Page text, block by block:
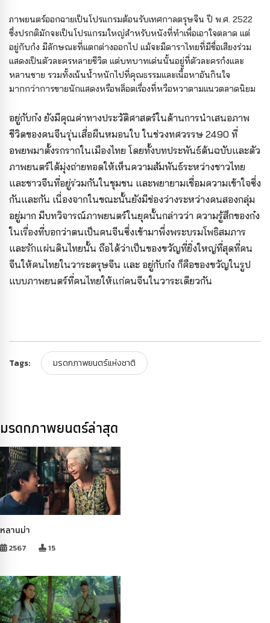
ภาพยนตร์ออกฉายเป็นโปรแกรมต้อนรับเทศกาลตรุษจีน ปี พ.ศ. 2522
ซึ่งปรกติมักจะเป็นโปรแกรมใหญ่สำหรับหนังที่ทำเพื่อเอาใจตลาด แต่
อยู่กับก๋ง มีลักษณะที่แตกต่างออกไป แม้จะมีดาราไทยที่มีชื่อเสียงร่วม
แสดงเป็นตัวละครหลายชีวิต แต่บทบาทเด่นนั้นอยู่ที่ตัวละครก๋งและ
หลานชาย รวมทั้งเน้นน้ำหนักไปที่คุณธรรมและเนื้อหาอันกินใจ
มากกว่าการขายนักแสดงหรือพล็อตเรื่องที่หวือหวาตามแนวตลาดนิยม
อยู่กับก๋ง ยังมีคุณค่าทางประวัติศาสตร์ในด้านการนำเสนอภาพ
ชีวิตของคนจีนรุ่นเสื่อผืนหมอนใบ ในช่วงทศวรรษ 2490 ที่
อพยพมาตั้งรกรากในเมืองไทย โดยทั้งบทประพันธ์ต้นฉบับและตัว
ภาพยนตร์ได้มุ่งถ่ายทอดให้เห็นความสัมพันธ์ระหว่างชาวไทย
และชาวจีนที่อยู่ร่วมกันในชุมชน และพยายามเชื่อมความเข้าใจซึ่ง
กันและกัน เนื่องจากในขณะนั้นยังมีช่องว่างระหว่างคนสองกลุ่ม
อยู่มาก มีบทวิจารณ์ภาพยนตร์ในยุคนั้นกล่าวว่า ความรู้สึกของก๋ง
ในเรื่องที่บอกว่าตนเป็นคนจีนซึ่งเข้ามาพึ่งพระบรมโพธิสมภาร
และรักแผ่นดินไทยนั้น ถือได้ว่าเป็นของขวัญที่ยิ่งใหญ่ที่สุดที่คน
จีนให้คนไทยในวาระตรุษจีน และ อยู่กับก๋ง ก็คือของขวัญในรูป
แบบภาพยนตร์ที่คนไทยให้แก่คนจีนในวาระเดียวกัน
Tags: มรดกภาพยนตร์แห่งชาติ
มรดกภาพยนตร์ล่าสุด
หลานม่า
2567 15